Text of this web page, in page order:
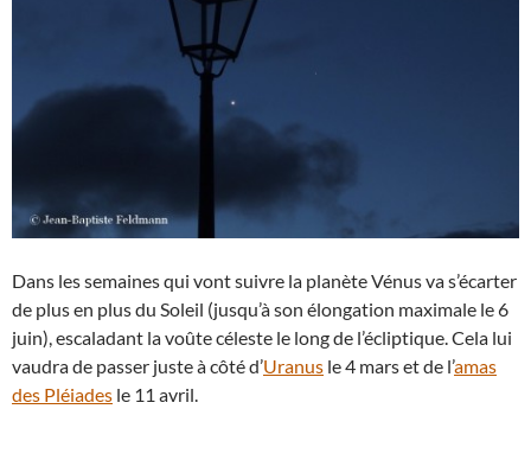
Dans les semaines qui vont suivre la planète Vénus va s’écarter
de plus en plus du Soleil (jusqu’à son élongation maximale le 6
juin), escaladant la voûte céleste le long de l’écliptique. Cela lui
vaudra de passer juste à côté d’Uranus le 4 mars et de l’amas
des Pléiades le 11 avril.